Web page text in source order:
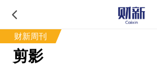
财新周刊
剪影